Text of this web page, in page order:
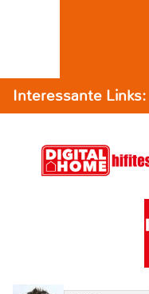
Interessante Links: